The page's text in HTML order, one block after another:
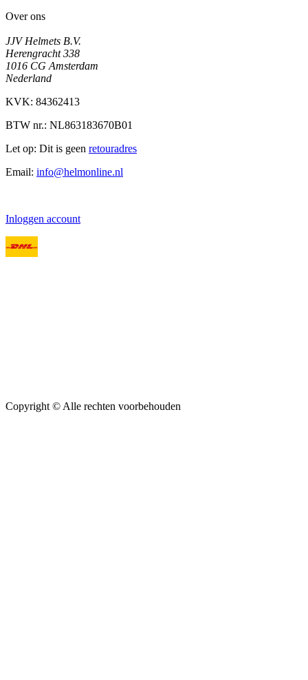
Over ons
JJV Helmets B.V.
Herengracht 338
1016 CG Amsterdam
Nederland
KVK: 84362413
BTW nr.: NL863183670B01
Let op: Dit is geen retouradres
Email: info@helmonline.nl
Inloggen account
Copyright © Alle rechten voorbehouden